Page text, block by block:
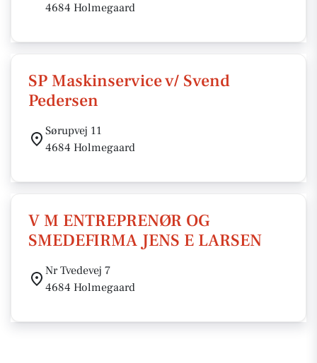
4684 Holmegaard
SP Maskinservice v/ Svend
Pedersen
Sørupvej 11
4684 Holmegaard
V M ENTREPRENØR OG
SMEDEFIRMA JENS E LARSEN
Nr Tvedevej 7
4684 Holmegaard